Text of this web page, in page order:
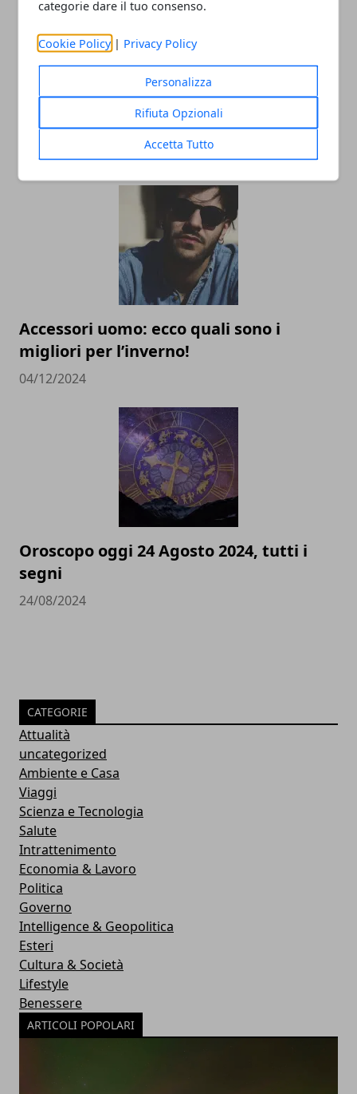
categorie dare il tuo consenso.
Cookie Policy | Privacy Policy
Personalizza
Rifiuta Opzionali
Accetta Tutto
L’universo Harry Potter: libri, film,
mostre e serie TV, tutte le versioni del
mondo fantasy più noto al mondo
02/09/2025
Accessori uomo: ecco quali sono i
migliori per l’inverno!
04/12/2024
Oroscopo oggi 24 Agosto 2024, tutti i
segni
24/08/2024
CATEGORIE
Attualità
uncategorized
Ambiente e Casa
Viaggi
Scienza e Tecnologia
Salute
Intrattenimento
Economia & Lavoro
Politica
Governo
Intelligence & Geopolitica
Esteri
Cultura & Società
Lifestyle
Benessere
ARTICOLI POPOLARI